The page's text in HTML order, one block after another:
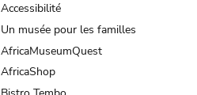
Accessibilité
Un musée pour les familles
AfricaMuseumQuest
AfricaShop